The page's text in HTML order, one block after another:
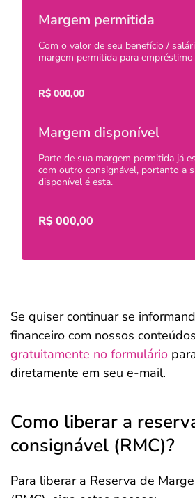
Margem permitida
Com o valor de seu benefício /
margem permitida para
R$ 000,00
Margem disponível
Parte de sua margem permitida já
com outro consignável, portanto a
disponível é esta.
R$000,00
Se quiser continuar se
financeiro com nossos
gratuitamente no formulário
diretamente em seu e-mail.
Como liberar a
consignável (RMC)?
Para liberar a Reserva de